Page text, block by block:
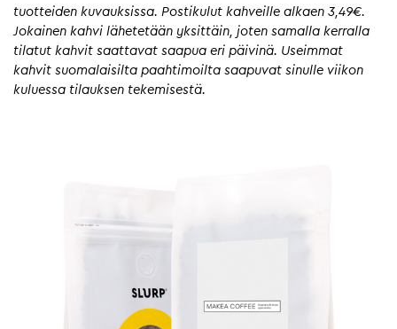
tuotteiden kuvauksissa. Postikulut kahveille alkaen 3,49€.
Jokainen kahvi lähetetään yksittäin, joten samalla kerralla
tilatut kahvit saattavat saapua eri päivinä. Useimmat
kahvit suomalaisilta paahtimoilta saapuvat sinulle viikon
kuluessa tilauksen tekemisestä.